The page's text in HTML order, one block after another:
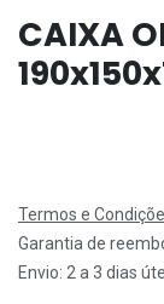
CAIXA
Termos e
Garantia de
Envio: 2 a 3 dias